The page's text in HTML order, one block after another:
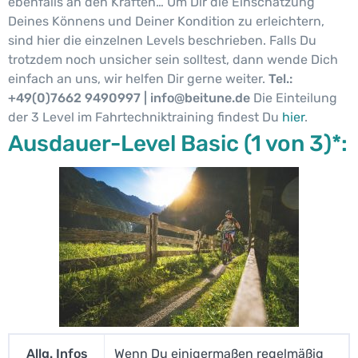
Deines Könnens und Deiner Kondition zu erleichtern,
sind hier die einzelnen Levels beschrieben. Falls Du
trotzdem noch unsicher sein solltest, dann wende Dich
einfach an uns, wir helfen Dir gerne weiter. Tel.:
+49(0)7662 9490997 | info@beitune.de Die Einteilung
der 3 Level im Fahrtechniktraining findest Du hier.
Ausdauer-Level Basic (1 von 3)*:
Allg. Infos Wenn Du einigermaßen regelmäßig